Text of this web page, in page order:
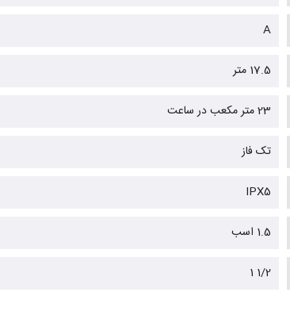
A
17.5 متر
23 متر مکعب در ساعت
تک فاز
IPX5
1.5 اسب
1/2 1